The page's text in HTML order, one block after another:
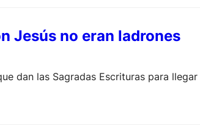
Jesús no eran ladrones
dan las Sagradas Escrituras para llegar